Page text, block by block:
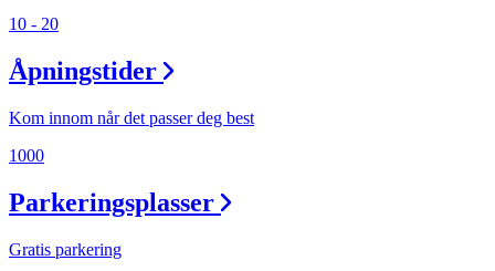
10 - 20
Åpningstider
Kom innom når det passer deg best
1000
Parkeringsplasser
Gratis parkering